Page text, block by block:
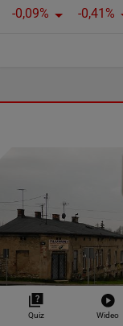
-0,09%
-0,41%
Quiz Wideo